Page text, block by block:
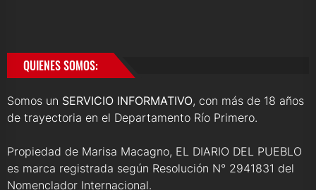
QUIENES SOMOS:
Somos un SERVICIO INFORMATIVO, con más de 18 años
de trayectoria en el Departamento Río Primero.
Propiedad de Marisa Macagno, EL DIARIO DEL PUEBLO
es marca registrada según Resolución N° 2941831 del
Nomenclador Internacional.